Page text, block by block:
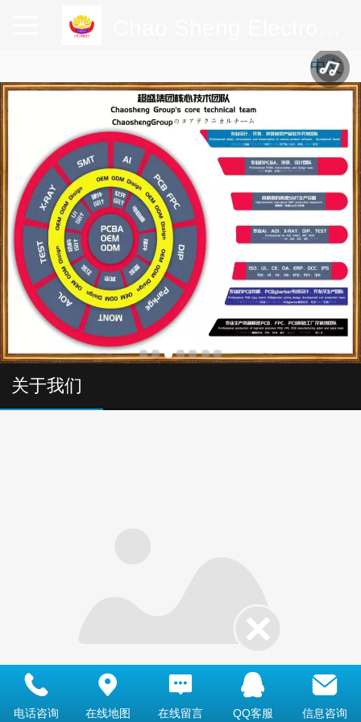
中文
中文
日本語
한국어
lengua española
ພາສາລາວ
русский
français
Italia
关于我们
电话咨询 在线地图 在线留言 QQ客服 信息咨询